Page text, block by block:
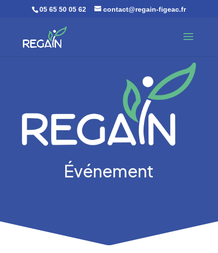
05 65 50 05 62 contact@regain-figeac.fr
Événement